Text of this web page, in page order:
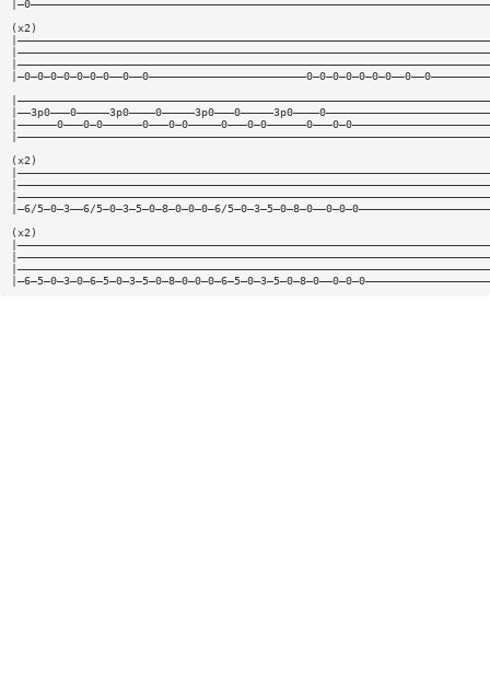
(x2)
(x2)
|—6/5—0—3——6/5—0—3—5—0—8—0—0—0—6/
(x2)